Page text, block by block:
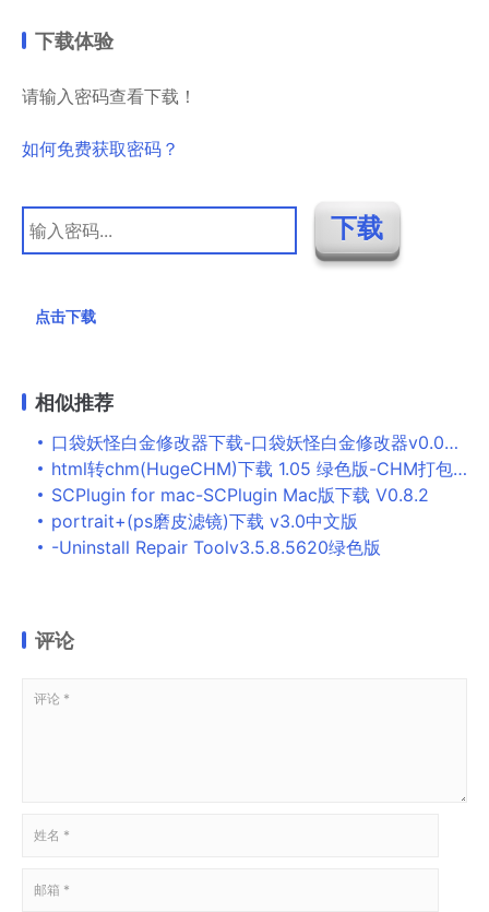
下载体验
请输入密码查看下载！
如何免费获取密码？
点击下载
相似推荐
口袋妖怪白金修改器下载-口袋妖怪白金修改器v0.06d官方版
html转chm(HugeCHM)下载 1.05 绿色版-CHM打包、拆分工具
SCPlugin for mac-SCPlugin Mac版下载 V0.8.2
portrait+(ps磨皮滤镜)下载 v3.0中文版
-Uninstall Repair Toolv3.5.8.5620绿色版
评论